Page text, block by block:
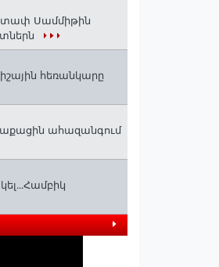
Սամմիթին
հեռանկարը
ահազանգում